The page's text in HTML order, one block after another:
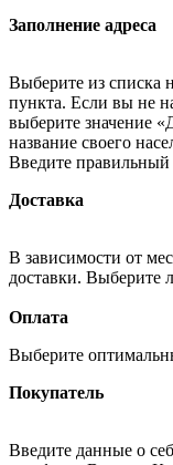
Заполнение адреса
Выберите из списка
пункта. Если вы не
выберите значение
название своего
Введите правильный
Доставка
В зависимости от
доставки. Выберите
Оплата
Выберите
Покупатель
Введите данные о